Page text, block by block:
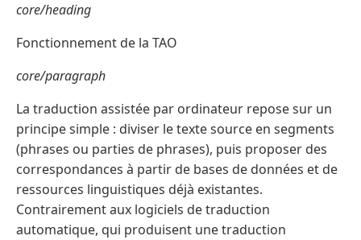
core/heading
Fonctionnement de la TAO
core/paragraph
La traduction assistée par ordinateur repose sur un
principe simple : diviser le texte source en segments
(phrases ou parties de phrases), puis proposer des
correspondances à partir de bases de données et de
ressources linguistiques déjà existantes.
Contrairement aux logiciels de traduction
automatique, qui produisent une traduction